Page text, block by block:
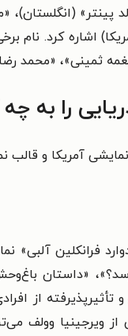
پینتر»
اشاره کرد. نام
ثمینی»، «محمد
را به
آمریکا و قالب
فرانکلین آلبی»
«داستان
تأثیرپذیرفته از
ویرجینیا وولف